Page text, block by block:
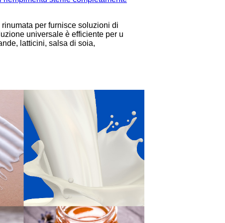
per furnisce soluzioni di
universale è efficiente per u
latticini, salsa di soia,